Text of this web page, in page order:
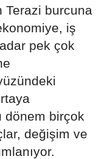
Terazi burcuna
iş
pek çok
dönem birçok
değişim ve